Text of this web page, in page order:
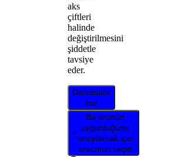
aks
çiftleri
halinde
değiştirilmesini
şiddetle
tavsiye
eder.
Distribütör
bul
Bu ürünün
uygunluğunu
onaylamak için
aracınızı seçin